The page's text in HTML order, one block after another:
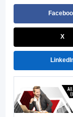
X